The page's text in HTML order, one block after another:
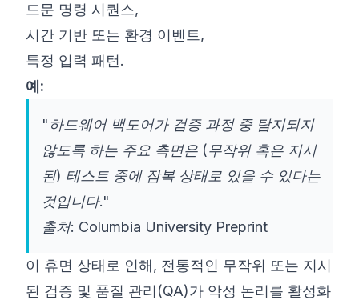
드문 명령 시퀀스,
시간 기반 또는 환경 이벤트,
특정 입력 패턴.
예:
"하드웨어 백도어가 검증 과정 중 탐지되지
않도록 하는 주요 측면은 (무작위 혹은 지시
된) 테스트 중에 잠복 상태로 있을 수 있다는
것입니다."
출처: Columbia University Preprint
이 휴면 상태로 인해, 전통적인 무작위 또는 지시
된 검증 및 품질 관리(QA)가 악성 논리를 활성화